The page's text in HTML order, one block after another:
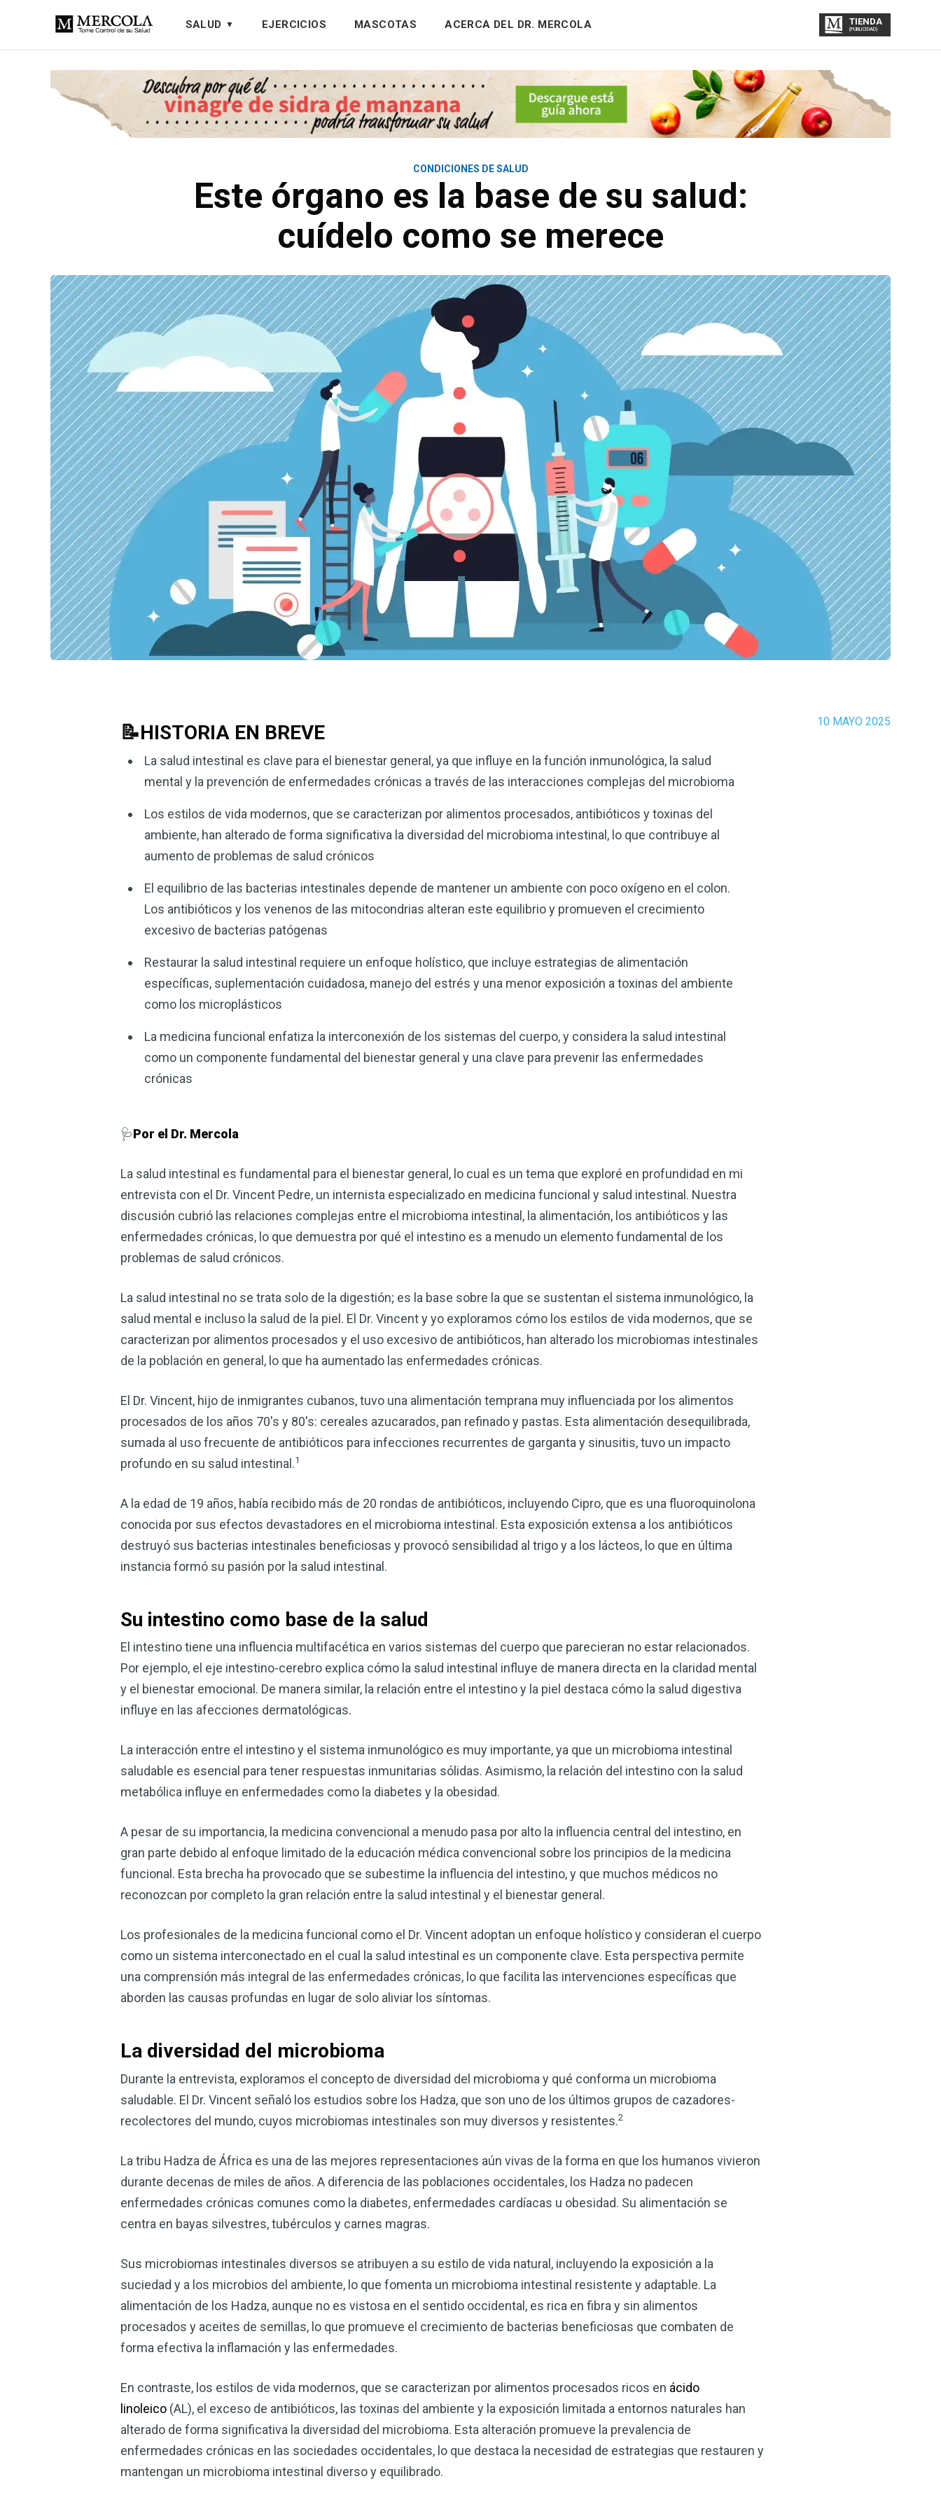
SALUD EJERCICIOS MASCOTAS ACERCA DEL DR. MERCOLA TIENDA
(PUBLICIDAD)
CONDICIONES DE SALUD
Este órgano es la base de su salud:
cuídelo como se merece
10 MAYO 2025
📝HISTORIA EN BREVE
La salud intestinal es clave para el bienestar general, ya que influye en la función inmunológica, la salud
mental y la prevención de enfermedades crónicas a través de las interacciones complejas del microbioma
Los estilos de vida modernos, que se caracterizan por alimentos procesados, antibióticos y toxinas del
ambiente, han alterado de forma significativa la diversidad del microbioma intestinal, lo que contribuye al
aumento de problemas de salud crónicos
El equilibrio de las bacterias intestinales depende de mantener un ambiente con poco oxígeno en el colon.
Los antibióticos y los venenos de las mitocondrias alteran este equilibrio y promueven el crecimiento
excesivo de bacterias patógenas
Restaurar la salud intestinal requiere un enfoque holístico, que incluye estrategias de alimentación
específicas, suplementación cuidadosa, manejo del estrés y una menor exposición a toxinas del ambiente
como los microplásticos
La medicina funcional enfatiza la interconexión de los sistemas del cuerpo, y considera la salud intestinal
como un componente fundamental del bienestar general y una clave para prevenir las enfermedades
crónicas
🩺Por el Dr. Mercola
La salud intestinal es fundamental para el bienestar general, lo cual es un tema que exploré en profundidad en mi
entrevista con el Dr. Vincent Pedre, un internista especializado en medicina funcional y salud intestinal. Nuestra
discusión cubrió las relaciones complejas entre el microbioma intestinal, la alimentación, los antibióticos y las
enfermedades crónicas, lo que demuestra por qué el intestino es a menudo un elemento fundamental de los
problemas de salud crónicos.
La salud intestinal no se trata solo de la digestión; es la base sobre la que se sustentan el sistema inmunológico, la
salud mental e incluso la salud de la piel. El Dr. Vincent y yo exploramos cómo los estilos de vida modernos, que se
caracterizan por alimentos procesados y el uso excesivo de antibióticos, han alterado los microbiomas intestinales
de la población en general, lo que ha aumentado las enfermedades crónicas.
El Dr. Vincent, hijo de inmigrantes cubanos, tuvo una alimentación temprana muy influenciada por los alimentos
procesados de los años 70's y 80's: cereales azucarados, pan refinado y pastas. Esta alimentación desequilibrada,
sumada al uso frecuente de antibióticos para infecciones recurrentes de garganta y sinusitis, tuvo un impacto
profundo en su salud intestinal.1
A la edad de 19 años, había recibido más de 20 rondas de antibióticos, incluyendo Cipro, que es una fluoroquinolona
conocida por sus efectos devastadores en el microbioma intestinal. Esta exposición extensa a los antibióticos
destruyó sus bacterias intestinales beneficiosas y provocó sensibilidad al trigo y a los lácteos, lo que en última
instancia formó su pasión por la salud intestinal.
Su intestino como base de la salud
El intestino tiene una influencia multifacética en varios sistemas del cuerpo que parecieran no estar relacionados.
Por ejemplo, el eje intestino-cerebro explica cómo la salud intestinal influye de manera directa en la claridad mental
y el bienestar emocional. De manera similar, la relación entre el intestino y la piel destaca cómo la salud digestiva
influye en las afecciones dermatológicas.
La interacción entre el intestino y el sistema inmunológico es muy importante, ya que un microbioma intestinal
saludable es esencial para tener respuestas inmunitarias sólidas. Asimismo, la relación del intestino con la salud
metabólica influye en enfermedades como la diabetes y la obesidad.
A pesar de su importancia, la medicina convencional a menudo pasa por alto la influencia central del intestino, en
gran parte debido al enfoque limitado de la educación médica convencional sobre los principios de la medicina
funcional. Esta brecha ha provocado que se subestime la influencia del intestino, y que muchos médicos no
reconozcan por completo la gran relación entre la salud intestinal y el bienestar general.
Los profesionales de la medicina funcional como el Dr. Vincent adoptan un enfoque holístico y consideran el cuerpo
como un sistema interconectado en el cual la salud intestinal es un componente clave. Esta perspectiva permite
una comprensión más integral de las enfermedades crónicas, lo que facilita las intervenciones específicas que
aborden las causas profundas en lugar de solo aliviar los síntomas.
La diversidad del microbioma
Durante la entrevista, exploramos el concepto de diversidad del microbioma y qué conforma un microbioma
saludable. El Dr. Vincent señaló los estudios sobre los Hadza, que son uno de los últimos grupos de cazadores-
recolectores del mundo, cuyos microbiomas intestinales son muy diversos y resistentes.2
La tribu Hadza de África es una de las mejores representaciones aún vivas de la forma en que los humanos vivieron
durante decenas de miles de años. A diferencia de las poblaciones occidentales, los Hadza no padecen
enfermedades crónicas comunes como la diabetes, enfermedades cardíacas u obesidad. Su alimentación se
centra en bayas silvestres, tubérculos y carnes magras.
Sus microbiomas intestinales diversos se atribuyen a su estilo de vida natural, incluyendo la exposición a la
suciedad y a los microbios del ambiente, lo que fomenta un microbioma intestinal resistente y adaptable. La
alimentación de los Hadza, aunque no es vistosa en el sentido occidental, es rica en fibra y sin alimentos
procesados y aceites de semillas, lo que promueve el crecimiento de bacterias beneficiosas que combaten de
forma efectiva la inflamación y las enfermedades.
En contraste, los estilos de vida modernos, que se caracterizan por alimentos procesados ricos en ácido
linoleico (AL), el exceso de antibióticos, las toxinas del ambiente y la exposición limitada a entornos naturales han
alterado de forma significativa la diversidad del microbioma. Esta alteración promueve la prevalencia de
enfermedades crónicas en las sociedades occidentales, lo que destaca la necesidad de estrategias que restauren y
mantengan un microbioma intestinal diverso y equilibrado.
mi guía ahora
El vinagre de sidra de manzana (VSM) es uno de los
remedios más versátiles de la naturaleza, ya sea que
DESCÁRGUELA AHORA